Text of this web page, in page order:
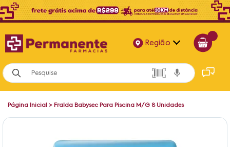
Região
Alagoas
Bahia
Página Inicial > Fralda Babysec Para Piscina M/G 8 Unidades